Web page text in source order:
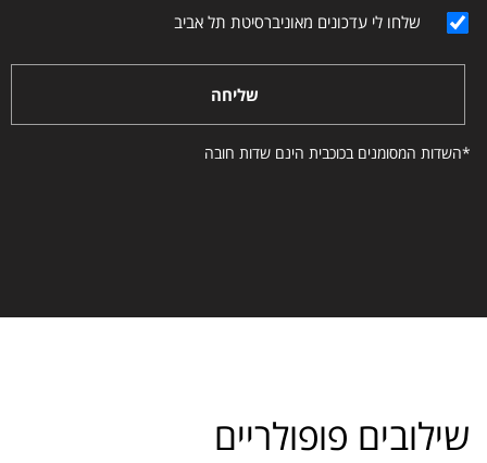
שלחו לי עדכונים מאוניברסיטת תל אביב
שליחה
*השדות המסומנים בכוכבית הינם שדות חובה
שילובים פופולריים